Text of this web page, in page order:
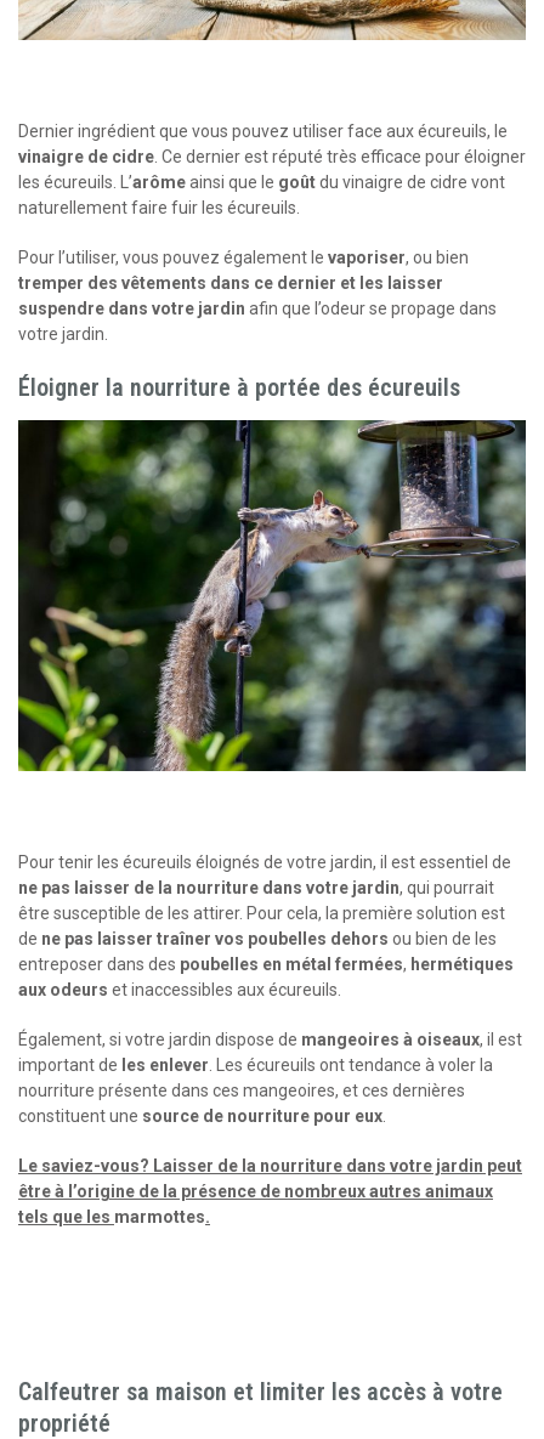
Dernier ingrédient que vous pouvez utiliser face aux écureuils, le
vinaigre de cidre . Ce dernier est réputé très efficace pour éloigner
les écureuils. L’arômeainsi que le goûtdu vinaigre de cidre vont
naturellement faire fuir les écureuils.
Pour l’utiliser, vous pouvez également le vaporiser, ou bien
tremper des vêtements dans ce dernier et les laisser
suspendre dans votre jardin afin que l’odeur se propage dans
votre jardin.
Éloigner la nourriture à portée des écureuils
Pour tenir les écureuils éloignés de votre jardin, il est essentiel de
ne pas laisser de la nourriture dans votre jardin, qui pourrait
être susceptible de les attirer. Pour cela, la première solution est
de ne pas laisser traîner vos poubelles dehors ou bien de les
entreposer dans des poubelles en métal fermées, hermétiques
aux odeurs et inaccessibles aux écureuils.
Également, si votre jardin dispose de mangeoires à oiseaux, il est
important de les enlever . Les écureuils ont tendance à voler la
nourriture présente dans ces mangeoires, et ces dernières
constituent une source de nourriture pour eux
Le saviez-vous? Laisser de la nourriture dans votre jardin peut
être à l’origine de la présence de nombreux autres animaux
tels que les marmottes.
Calfeutrer sa maison et limiter les accès à votre
propriété